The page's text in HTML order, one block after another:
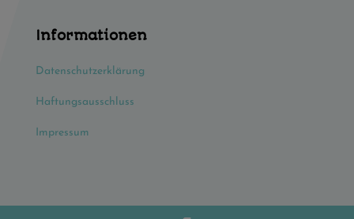
Informationen
Datenschutzerklärung
Haftungsausschluss
Impressum